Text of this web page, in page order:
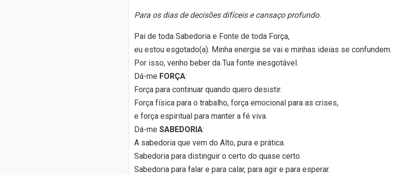
Para os dias de decisões difíceis e cansaço profundo.
Pai de toda Sabedoria e Fonte de toda Força,
eu estou esgotado(a). Minha energia se vai e minhas ideias se confundem.
Por isso, venho beber da Tua fonte inesgotável.
Dá-me FORÇA:
Força para continuar quando quero desistir.
Força física para o trabalho, força emocional para as crises,
e força espiritual para manter a fé viva.
Dá-me SABEDORIA:
A sabedoria que vem do Alto, pura e prática.
Sabedoria para distinguir o certo do quase certo.
Sabedoria para falar e para calar, para agir e para esperar.